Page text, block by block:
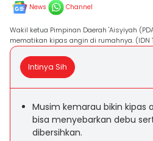
News Channel
Wakil ketua Pimpinan Daerah 'Aisyiyah
mematikan kipas angin di rumahnya. (IDN
Intinya Sih
Musim kemarau bikin kipas
bisa menyebarkan debu
dibersihkan.